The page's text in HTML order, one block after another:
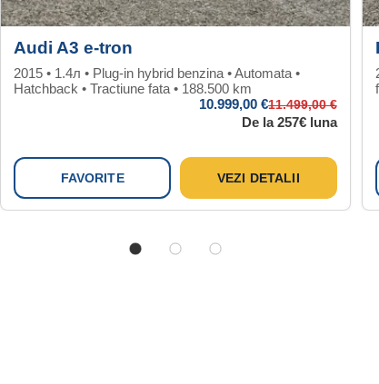
Audi A3 e-tron
2015 • 1.4л • Plug-in hybrid benzina • Automata •
Hatchback • Tractiune fata • 188.500 km
10.999,00 €11.499,00 €
De la 257€ luna
FAVORITE VEZI DETALII